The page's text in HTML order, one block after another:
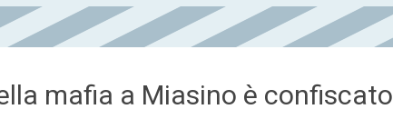
mafia a Miasino è confiscato